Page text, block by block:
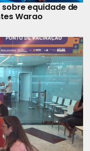
equidade de
Warao